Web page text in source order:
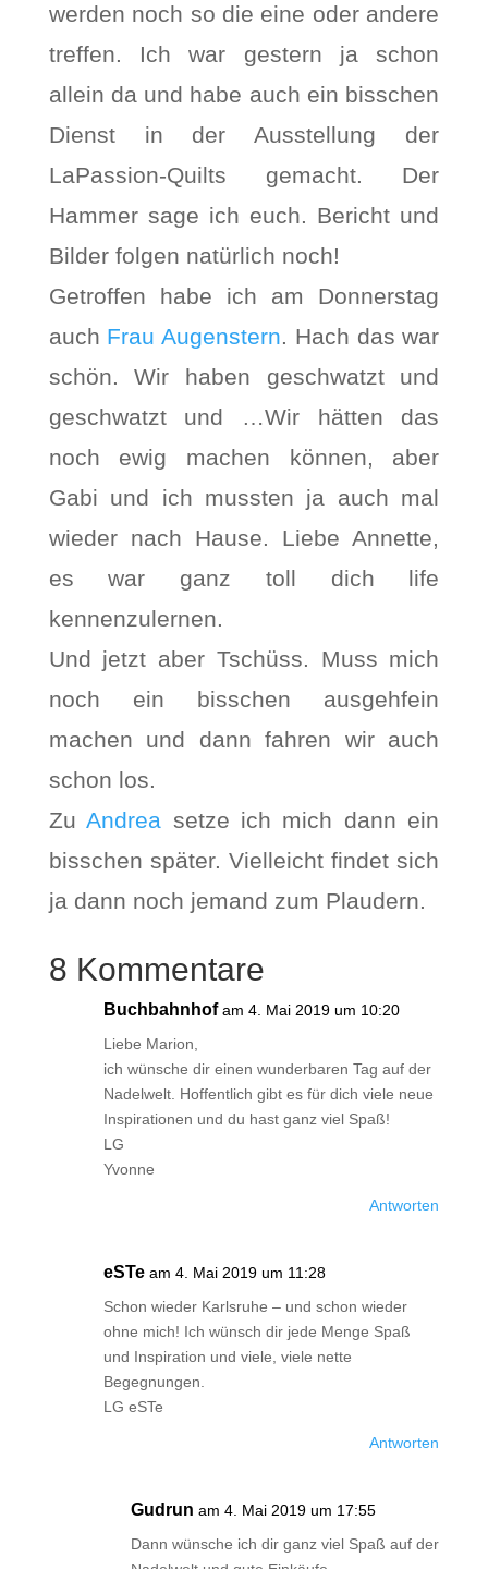
werden noch so die eine oder andere
treffen. Ich war gestern ja schon
allein da und habe auch ein bisschen
Dienst in der Ausstellung der
LaPassion-Quilts gemacht. Der
Hammer sage ich euch. Bericht und
Bilder folgen natürlich noch!
Getroffen habe ich am Donnerstag
auch Frau Augenstern. Hach das war
schön. Wir haben geschwatzt und
geschwatzt und …Wir hätten das
noch ewig machen können, aber
Gabi und ich mussten ja auch mal
wieder nach Hause. Liebe Annette,
es war ganz toll dich life
kennenzulernen.
Und jetzt aber Tschüss. Muss mich
noch ein bisschen ausgehfein
machen und dann fahren wir auch
schon los.
ZuAndrea setze ich mich dann ein
bisschen später. Vielleicht findet sich
ja dann noch jemand zum Plaudern.
8 Kommentare
Buchbahnhof am 4. Mai 2019 um 10:20
Liebe Marion,
ich wünsche dir einen wunderbaren Tag auf der
Nadelwelt. Hoffentlich gibt es für dich viele neue
Inspirationen und du hast ganz viel Spaß!
LG
Yvonne
Antworten
eSTe am 4. Mai 2019 um 11:28
Schon wieder Karlsruhe – und schon wieder
ohne mich! Ich wünsch dir jede Menge Spaß
und Inspiration und viele, viele nette
Begegnungen.
LG eSTe
Antworten
Gudrun am 4. Mai 2019 um 17:55
Dann wünsche ich dir ganz viel Spaß auf der